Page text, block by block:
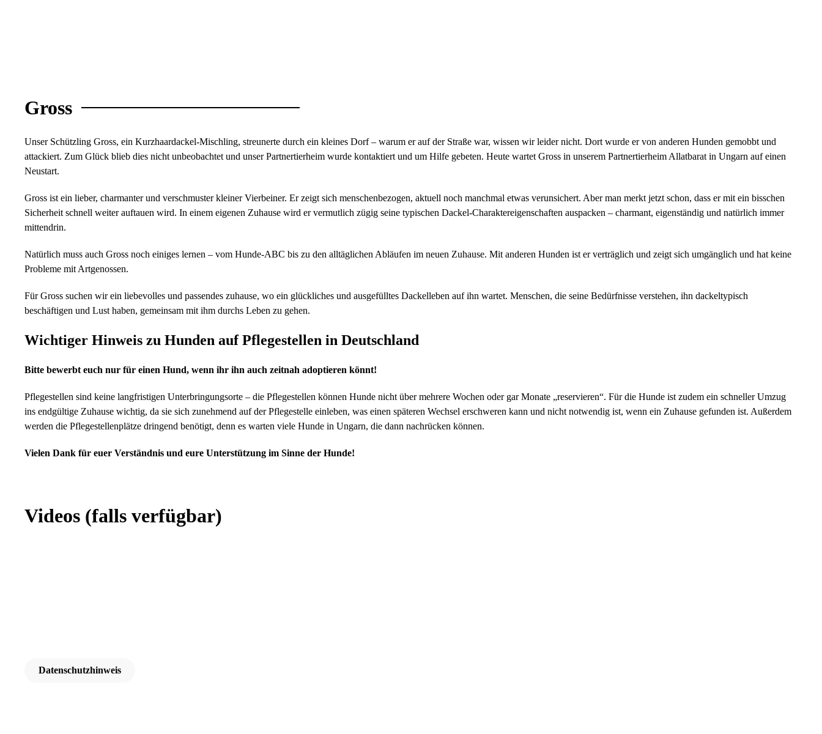
Gross
Unser Schützling Gross, ein Kurzhaardackel-Mischling, streunerte durch ein kleines Dorf – warum er auf der Straße war, wissen wir leider nicht. Dort wurde er von anderen Hunden gemobbt und
attackiert. Zum Glück blieb dies nicht unbeobachtet und unser Partnertierheim wurde kontaktiert und um Hilfe gebeten. Heute wartet Gross in unserem Partnertierheim Allatbarat in Ungarn auf einen
Neustart.
Gross ist ein lieber, charmanter und verschmuster kleiner Vierbeiner. Er zeigt sich menschenbezogen, aktuell noch manchmal etwas verunsichert. Aber man merkt jetzt schon, dass er mit ein bisschen
Sicherheit schnell weiter auftauen wird. In einem eigenen Zuhause wird er vermutlich zügig seine typischen Dackel-Charaktereigenschaften auspacken – charmant, eigenständig und natürlich immer
mittendrin.
Natürlich muss auch Gross noch einiges lernen – vom Hunde-ABC bis zu den alltäglichen Abläufen im neuen Zuhause. Mit anderen Hunden ist er verträglich und zeigt sich umgänglich und hat keine
Probleme mit Artgenossen.
Für Gross suchen wir ein liebevolles und passendes zuhause, wo ein glückliches und ausgefülltes Dackelleben auf ihn wartet. Menschen, die seine Bedürfnisse verstehen, ihn dackeltypisch
beschäftigen und Lust haben, gemeinsam mit ihm durchs Leben zu gehen.
Wichtiger Hinweis zu Hunden auf Pflegestellen in Deutschland
Bitte bewerbt euch nur für einen Hund, wenn ihr ihn auch zeitnah adoptieren könnt!
Pflegestellen sind keine langfristigen Unterbringungsorte – die Pflegestellen können Hunde nicht über mehrere Wochen oder gar Monate „reservieren“. Für die Hunde ist zudem ein schneller Umzug
ins endgültige Zuhause wichtig, da sie sich zunehmend auf der Pflegestelle einleben, was einen späteren Wechsel erschweren kann und nicht notwendig ist, wenn ein Zuhause gefunden ist. Außerdem
werden die Pflegestellenplätze dringend benötigt, denn es warten viele Hunde in Ungarn, die dann nachrücken können.
Vielen Dank für euer Verständnis und eure Unterstützung im Sinne der Hunde!
Videos (falls verfügbar)
Datenschutzhinweis